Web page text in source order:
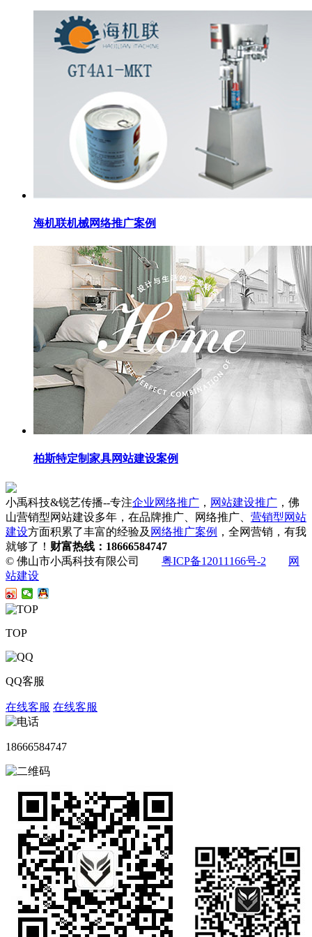
海机联机械网络推广案例
柏斯特定制家具网站建设案例
小禹科技&锐艺传播--专注企业网络推广 ， 网站建设推广 ，佛
山营销型网站建设多年，在品牌推广、网络推广、 营销型网站
建设方面积累了丰富的经验及 网络推广案例 ，全网营销，有我
就够了！ 财富热线：18666584747
© 佛山市小禹科技有限公司 粤ICP备12011166号-2
网
站建设
TOP
QQ客服
在线客服 在线客服
18666584747